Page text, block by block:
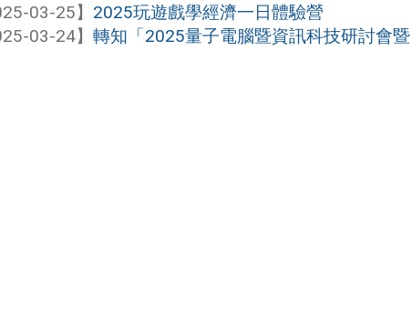
03-25】 2025玩遊戲學經濟一日體驗營
03-24】轉知「2025量子電腦暨資訊科技研討會暨